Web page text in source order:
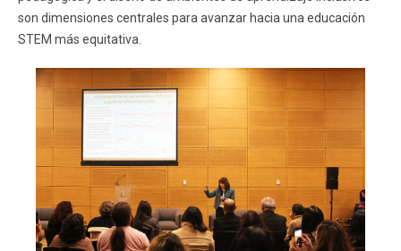
son dimensiones centrales para avanzar hacia una educación
STEM más equitativa.